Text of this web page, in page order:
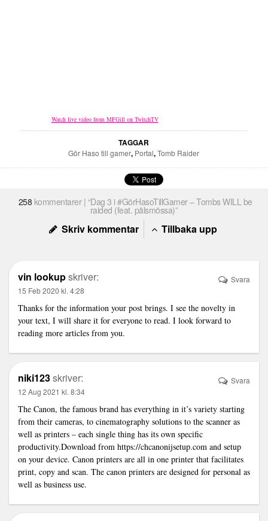
Watch live video from MFGill on TwitchTV
TAGGAR
Gör Haso till gamer, Portal,Tomb Raider
258 kommentarer | “Dag 3 i #GörHasoTillGamer – Tombs WILL be
raided (feat. pälsmössa)”
Skriv kommentar Tillbaka upp
vin lookupskriver:
15 Feb 2020 kl. 4:28
Thanks for the information your post brings. I see the novelty in
your text, I will share it for everyone to read. I look forward to
reading more articles from you.
Svara
niki123skriver:
12 Aug 2021 kl. 8:34
The Canon, the famous brand has everything in it’s variety starting
from their cameras, to cinematography solutions to the scanner as
well as printers – each single thing has its own specific
productivity.Download from https://chcanonijsetup.com and setup
on your device. Canon printers are all in one printer that facilitates
print, copy and scan. The canon printers are designed for personal as
well as business use.
Svara